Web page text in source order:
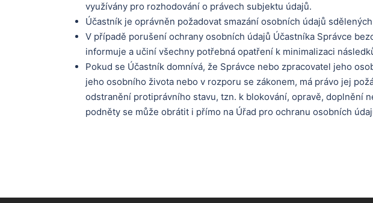
využívány pro rozhodování o právech subjektu údajů.
Účastník je oprávněn požadovat smazání osobních údajů
V případě porušení ochrany osobních údajů Účastníka Správce
informuje a učiní všechny potřebná opatření k minimalizaci
Pokud se Účastník domnívá, že Správce nebo zpracovatel jeho
jeho osobního života nebo v rozporu se zákonem, má právo jej
odstranění protiprávního stavu, tzn. k blokování, opravě, doplnění
podněty se může obrátit i přímo na Úřad pro ochranu osobních